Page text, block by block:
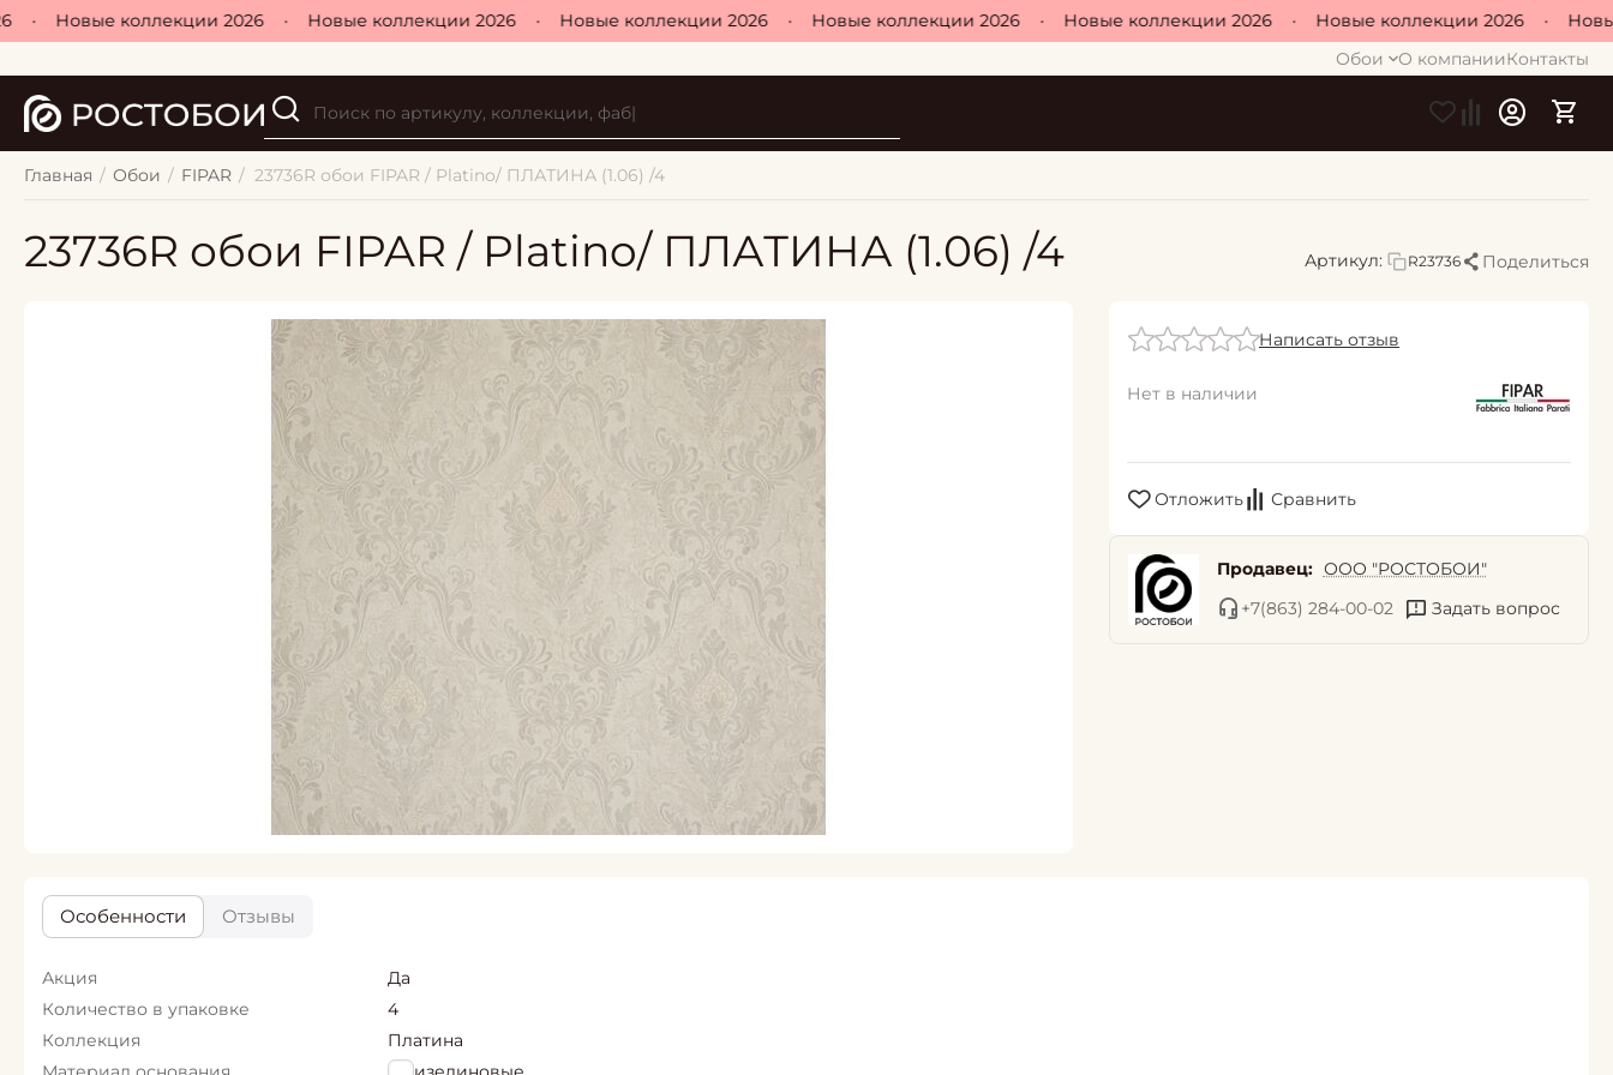
Новые коллекции 2026 Новые коллекции 2026 Новые коллекции 2026 Новые коллекции 2026 Новые коллекции 2026 Новые коллекции 2026
Обои
О компанииКонтакты
Главная / Обои / FIPAR / 23736R обои FIPAR / Platino/ ПЛАТИНА (1.06) /4
23736R обои FIPAR / Platino/ ПЛАТИНА (1.06) /4 Артикул: R23736 Поделиться
Написать отзыв
Нет в наличии
Отложить Сравнить
Продавец: ООО "РОСТОБОИ"
+7(863) 284-00-02
Задать вопрос
Особенности Отзывы
Акция
Да
Количество в упаковке
4
Коллекция
Платина